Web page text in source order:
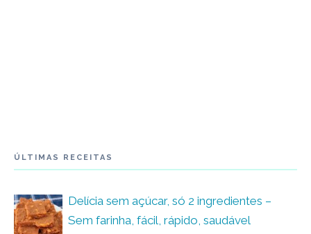
ÚLTIMAS RECEITAS
Delícia sem açúcar, só 2 ingredientes –
Sem farinha, fácil, rápido, saudável